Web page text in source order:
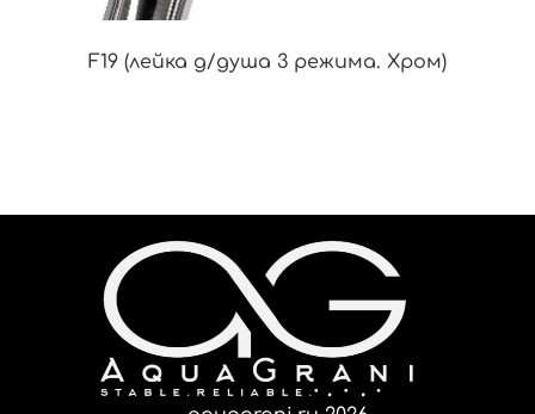
F19 (лейка д/душа 3 режима. Хром)